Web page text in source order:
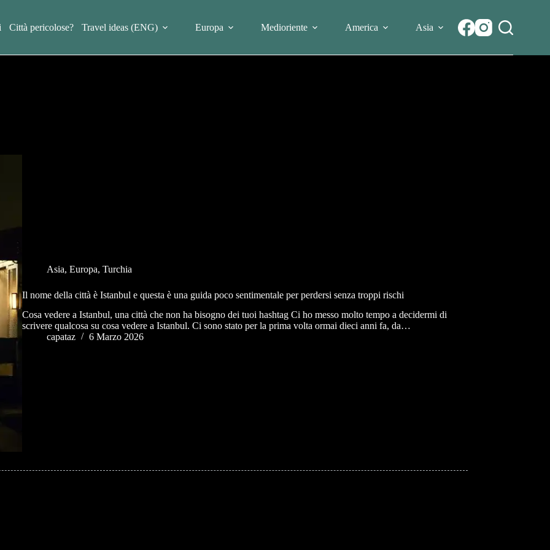
Città pericolose? Travel ideas (ENG) Europa Medioriente America Asia
Asia, Europa, Turchia
Il nome della città è Istanbul e questa è una guida poco sentimentale per perdersi senza troppi rischi
Cosa vedere a Istanbul, una città che non ha bisogno dei tuoi hashtag Ci ho messo molto tempo a decidermi di
scrivere qualcosa su cosa vedere a Istanbul. Ci sono stato per la prima volta ormai dieci anni fa, da…
capataz
6 Marzo 2026